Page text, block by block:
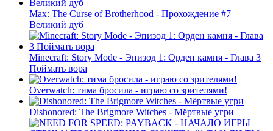
Max: The Curse of Brotherhood - Прохождение #7
Великий дуб
Minecraft: Story Mode - Эпизод 1: Орден камня - Глава 3
Поймать вора
Overwatch: тима бросила - играю со зрителями!
Dishonored: The Brigmore Witches - Мёртвые угри